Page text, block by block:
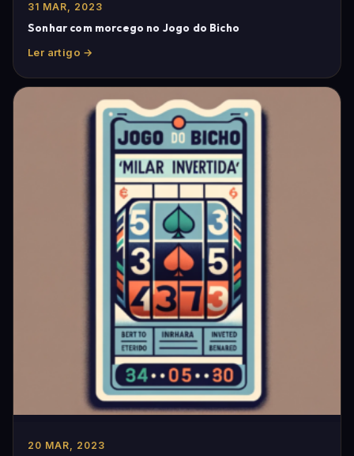
31 MAR, 2023
Sonhar com morcego no Jogo do Bicho
Ler artigo →
20 MAR, 2023